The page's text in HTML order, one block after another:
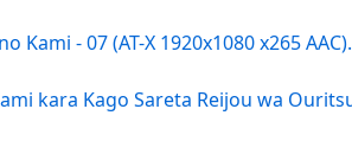
Kami - 07 (AT-X 1920x1080 x265
kara Kago Sareta Reijou wa